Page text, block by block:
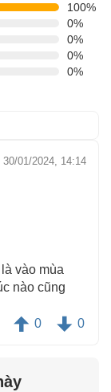
100%
0%
0%
0%
0%
30/01/2024, 14:14
vào mùa
nào cũng
0
0